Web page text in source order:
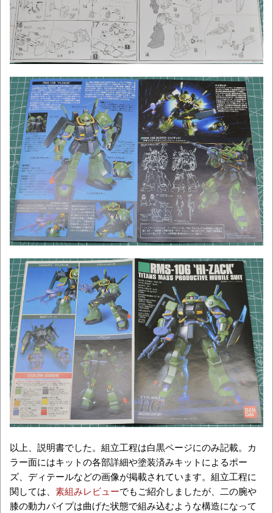
以上、説明書でした。組立工程は白黒ページにのみ記載。カ
ラー面にはキットの各部詳細や塗装済みキットによるポー
ズ、ディテールなどの画像が掲載されています。組立工程に
関しては、 素組みレビューでもご紹介しましたが、二の腕や
膝の動力パイプは曲げた状態で組み込むような構造になって